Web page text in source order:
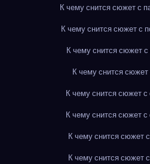
К чему снится сюжет с
К чему снится сюжет с
К чему снится сюжет с
К чему снится
К чему снится сюжет с
К чему снится сюжет с
К чему снится сюжет
К чему снится сюжет